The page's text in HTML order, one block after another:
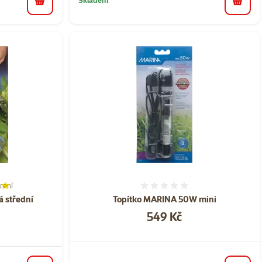
do košíku do
střední
80%, počet hodnocení: 1
Topítko MARINA 50W mini
Cena
549 Kč